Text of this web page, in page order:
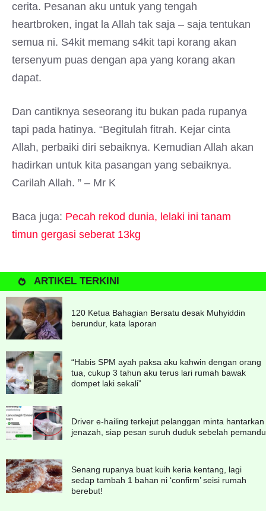
cerita. Pesanan aku untuk yang tengah
heartbroken, ingat la Allah tak saja – saja tentukan
semua ni. S4kit memang s4kit tapi korang akan
tersenyum puas dengan apa yang korang akan
dapat.
Dan cantiknya seseorang itu bukan pada rupanya
tapi pada hatinya. “Begitulah fitrah. Kejar cinta
Allah, perbaiki diri sebaiknya. Kemudian Allah akan
hadirkan untuk kita pasangan yang sebaiknya.
Carilah Allah. ” – Mr K
Baca juga: Pecah rekod dunia, lelaki ini tanam
timun gergasi seberat 13kg
ARTIKEL TERKINI
120 Ketua Bahagian Bersatu desak Muhyiddin
berundur, kata laporan
“Habis SPM ayah paksa aku kahwin dengan orang
tua, cukup 3 tahun aku terus lari rumah bawak
dompet laki sekali”
Driver e-hailing terkejut pelanggan minta hantarkan
jenazah, siap pesan suruh duduk sebelah pemandu
Senang rupanya buat kuih keria kentang, lagi
sedap tambah 1 bahan ni ‘confirm’ seisi rumah
berebut!